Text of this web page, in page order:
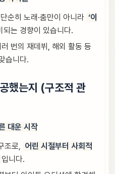
순히 노래·춤만이 아니라 ‘이
되는 경향이 있습니다.
번의 재데뷔, 해외 활동 등
습니다.
했는지 (구조적 관
대운 시작
조로, 어린 시절부터 사회적
입니다.